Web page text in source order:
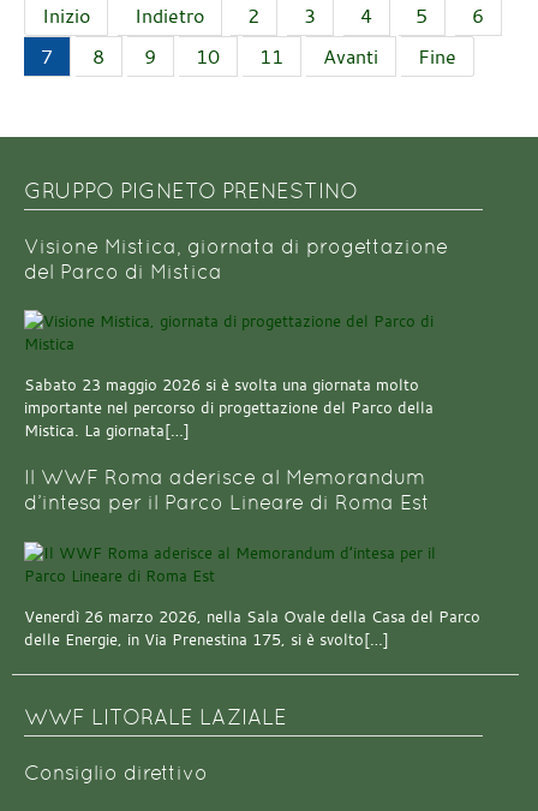
Inizio Indietro 2 3 4 5
6
7
8 9 10 11 Avanti Fine
GRUPPO PIGNETO PRENESTINO
Visione Mistica, giornata di progettazione
del Parco di Mistica
Sabato 23 maggio 2026 si è svolta una giornata molto
importante nel percorso di progettazione del Parco della
Mistica. La giornata[…]
Il WWF Roma aderisce al Memorandum
d’intesa per il Parco Lineare di Roma Est
Venerdì 26 marzo 2026, nella Sala Ovale della Casa del Parco
delle Energie, in Via Prenestina 175, si è svolto[…]
WWF LITORALE LAZIALE
Consiglio direttivo